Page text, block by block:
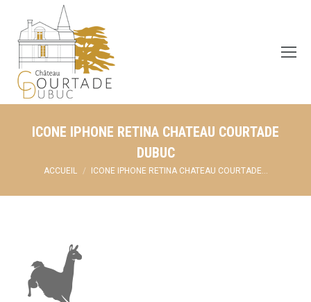
ICONE IPHONE RETINA CHATEAU COURTADE
DUBUC
Vous êtes ici :
ACCUEIL ICONE IPHONE RETINA CHATEAU COURTADE…